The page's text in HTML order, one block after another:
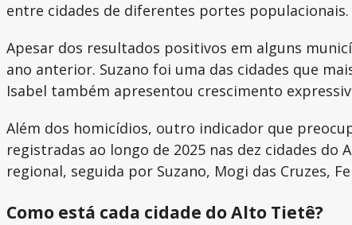
entre cidades de diferentes portes populacionais.
Apesar dos resultados positivos em alguns
ano anterior. Suzano foi uma das cidades que
Isabel também apresentou crescimento
Além dos homicídios, outro indicador que
registradas ao longo de 2025 nas dez cidades
regional, seguida por Suzano, Mogi das Cruzes,
Como está cada cidade do Alto Tietê?